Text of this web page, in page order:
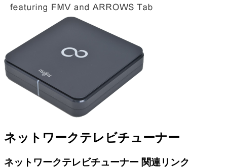
ネットワークテレビチューナー
ネットワークテレビチューナー 関連リンク